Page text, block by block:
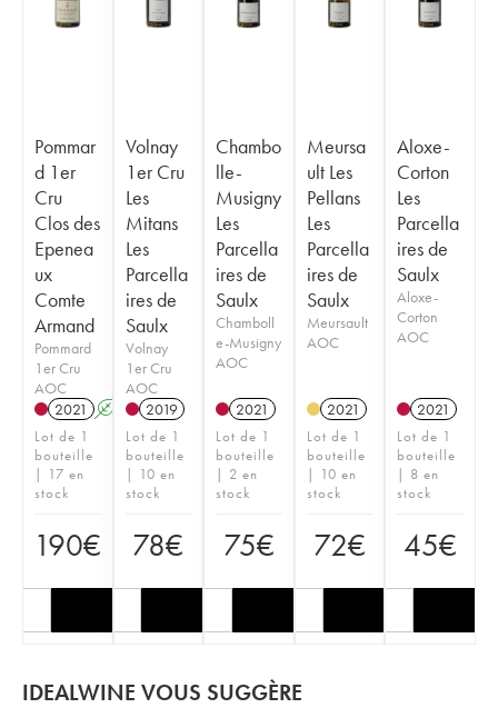
Pommar
d 1er
Cru
Clos des
Epenea
ux
Comte
Armand
Pommard
1er Cru
AOC
2021
A
Lot de 1
bouteille
| 17 en
stock
190€
Volnay
1er Cru
Les
Mitans
Les
Parcella
ires de
Saulx
Volnay
1er Cru
AOC
2019
Lot de 1
bouteille
| 10 en
stock
78€
Chambo
lle-
Musigny
Les
Parcella
ires de
Saulx
Chamboll
e-Musigny
AOC
2021
Lot de 1
bouteille
| 2 en
stock
75€
Meursa
ult Les
Pellans
Les
Parcella
ires de
Saulx
Meursault
AOC
2021
Lot de 1
bouteille
| 10 en
stock
72€
Aloxe-
Corton
Les
Parcella
ires de
Saulx
Aloxe-
Corton
AOC
2021
Lot de 1
bouteille
| 8 en
stock
45€
IDEALWINE VOUS SUGGÈRE